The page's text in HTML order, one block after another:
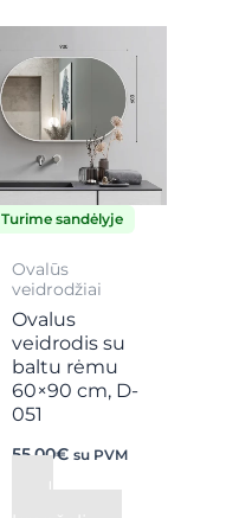
Turime sandėlyje
Ovalūs
veidrodžiai
Ovalus
veidrodis su
baltu rėmu
60×90 cm, D-
051
55,00€ su PVM
Į